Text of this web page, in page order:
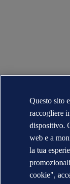
Questo sito
raccogliere
dispositivo.
web e a
la tua
cookie",